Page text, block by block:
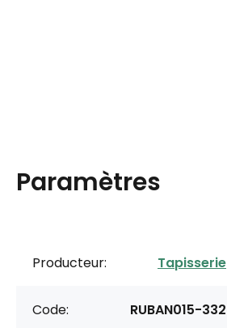
Paramètres
Producteur: Tapisserie
Code: RUBAN015-332